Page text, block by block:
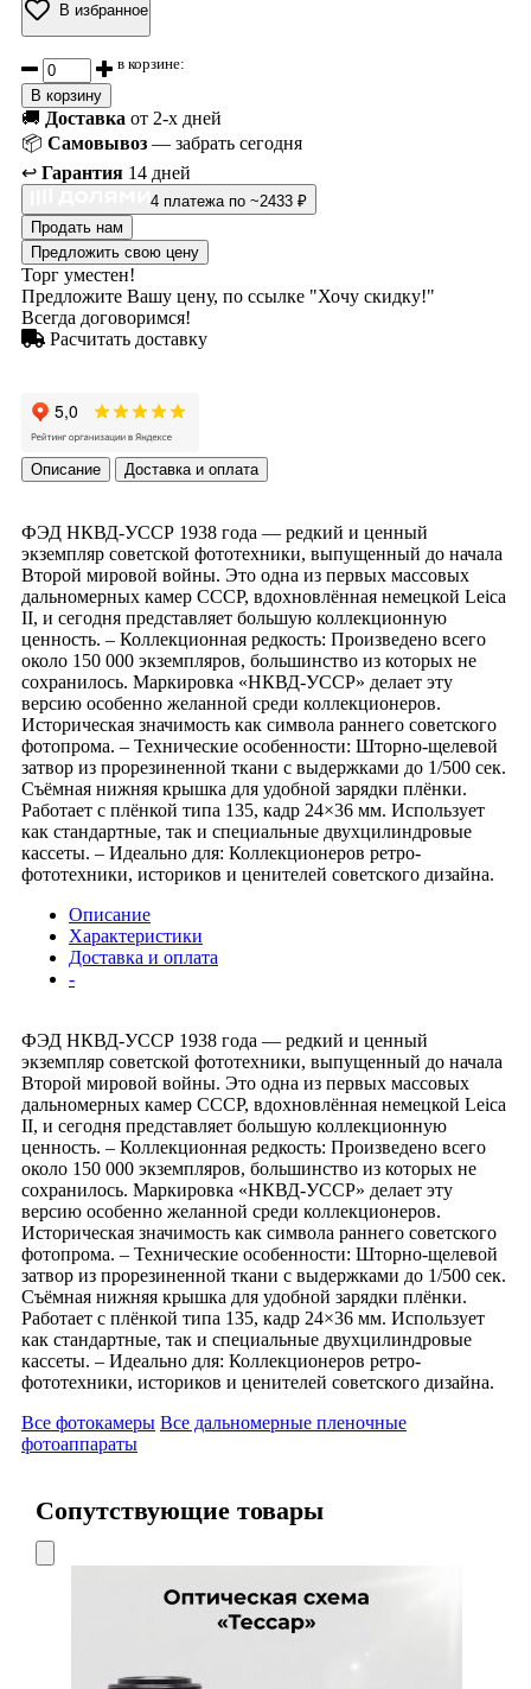
В избранное
в корзине:
В корзину
🚚 Доставка от 2-х дней
📦 Самовывоз — забрать сегодня
↩️ Гарантия 14 дней
4 платежа по ~2433 ₽
Продать нам
Предложить свою цену
Торг уместен!
Предложите Вашу цену, по ссылке "Хочу скидку!"
Всегда договоримся!
Расчитать доставку
Описание Доставка и оплата
ФЭД НКВД-УССР 1938 года — редкий и ценный
экземпляр советской фототехники, выпущенный до начала
Второй мировой войны. Это одна из первых массовых
дальномерных камер СССР, вдохновлённая немецкой Leica
II, и сегодня представляет большую коллекционную
ценность. – Коллекционная редкость: Произведено всего
около 150 000 экземпляров, большинство из которых не
сохранилось. Маркировка «НКВД-УССР» делает эту
версию особенно желанной среди коллекционеров.
Историческая значимость как символа раннего советского
фотопрома. – Технические особенности: Шторно-щелевой
затвор из прорезиненной ткани с выдержками до 1/500 сек.
Съёмная нижняя крышка для удобной зарядки плёнки.
Работает с плёнкой типа 135, кадр 24×36 мм. Использует
как стандартные, так и специальные двухцилиндровые
кассеты. – Идеально для: Коллекционеров ретро-
фототехники, историков и ценителей советского дизайна.
Описание
Характеристики
Доставка и оплата
-
ФЭД НКВД-УССР 1938 года — редкий и ценный
экземпляр советской фототехники, выпущенный до начала
Второй мировой войны. Это одна из первых массовых
дальномерных камер СССР, вдохновлённая немецкой Leica
II, и сегодня представляет большую коллекционную
ценность. – Коллекционная редкость: Произведено всего
около 150 000 экземпляров, большинство из которых не
сохранилось. Маркировка «НКВД-УССР» делает эту
версию особенно желанной среди коллекционеров.
Историческая значимость как символа раннего советского
фотопрома. – Технические особенности: Шторно-щелевой
затвор из прорезиненной ткани с выдержками до 1/500 сек.
Съёмная нижняя крышка для удобной зарядки плёнки.
Работает с плёнкой типа 135, кадр 24×36 мм. Использует
как стандартные, так и специальные двухцилиндровые
кассеты. – Идеально для: Коллекционеров ретро-
фототехники, историков и ценителей советского дизайна.
Все фотокамеры Все дальномерные пленочные
фотоаппараты
Сопутствующие товары